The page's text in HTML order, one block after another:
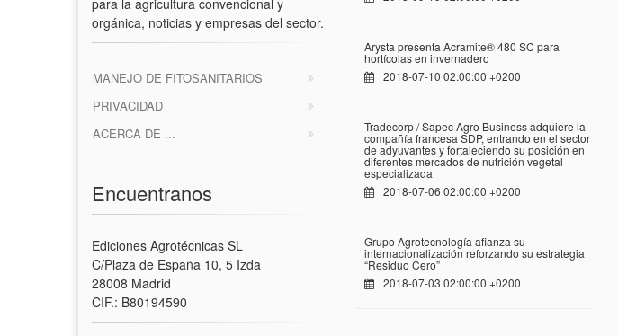
para la agricultura convencional y
orgánica, noticias y empresas del sector.
MANEJO DE FITOSANITARIOS
PRIVACIDAD
ACERCA DE ...
Encuentranos
Ediciones Agrotécnicas SL
C/Plaza de España 10, 5 Izda
28008 Madrid
CIF.: B80194590
Arysta presenta Acramite® 480 SC para
hortícolas en invernadero
2018-07-10 02:00:00 +0200
Tradecorp / Sapec Agro Business adquiere la
compañía francesa SDP, entrando en el sector
de adyuvantes y fortaleciendo su posición en
diferentes mercados de nutrición vegetal
especializada
2018-07-06 02:00:00 +0200
Grupo Agrotecnología afianza su
internacionalización reforzando su estrategia
“Residuo Cero”
2018-07-03 02:00:00 +0200